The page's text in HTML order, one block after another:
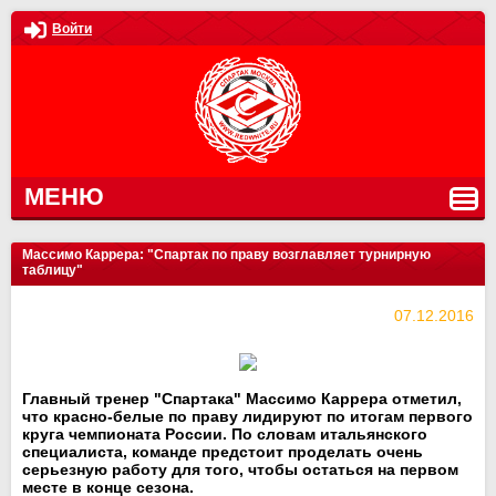
Войти
МЕНЮ
Массимо Каррера: "Спартак по праву возглавляет турнирную
таблицу"
07.12.2016
Главный тренер "Спартака" Массимо Каррера отметил,
что красно-белые по праву лидируют по итогам первого
круга чемпионата России. По словам итальянского
специалиста, команде предстоит проделать очень
серьезную работу для того, чтобы остаться на первом
месте в конце сезона.